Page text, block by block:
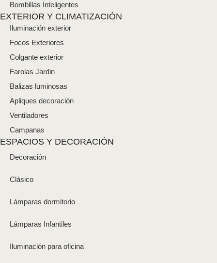
Bombillas Inteligentes
EXTERIOR Y CLIMATIZACIÓN
Iluminación exterior
Focos Exteriores
Colgante exterior
Farolas Jardin
Balizas luminosas
Apliques decoración
Ventiladores
Campanas
ESPACIOS Y DECORACIÓN
Decoración
Clásico
Lámparas dormitorio
Lámparas Infantiles
Iluminación para oficina